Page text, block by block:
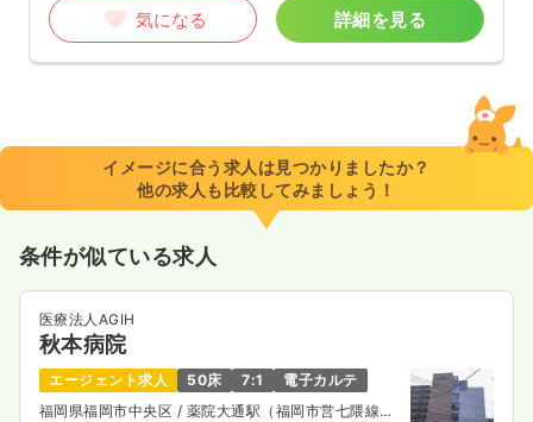
気になる 詳細を見る
イメージに合う求人は見つかりましたか？
他の求人も比較してみましょう！
条件が似ている求人
医療法人AGIH
秋本病院
エージェント求人 50床 7:1
電子カルテ
福岡県福岡市中央区 / 薬院大通駅（福岡市営七隈線）